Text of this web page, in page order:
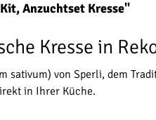
Anzuchtset Kresse"
Kresse in
sativum) von Sperli, dem
in Ihrer Küche.